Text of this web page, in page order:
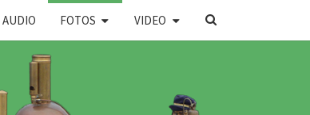
AUDIO FOTOS VIDEO
SEARCH